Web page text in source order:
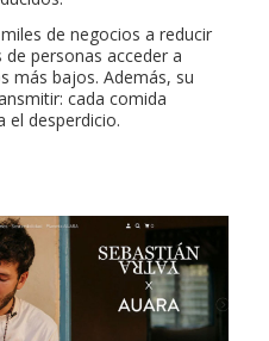
de negocios a reducir
personas acceder a
más bajos. Además, su
cada comida
el desperdicio.